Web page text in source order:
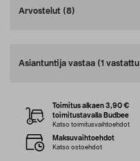
Arvostelut (8)
Asiantuntija vastaa (1
Toimitus alkaen 3,90 €
toimitustavalla Budbee
Katso toimitusvaihtoehdot
Maksuvaihtoehdot
Katso ostoehdot